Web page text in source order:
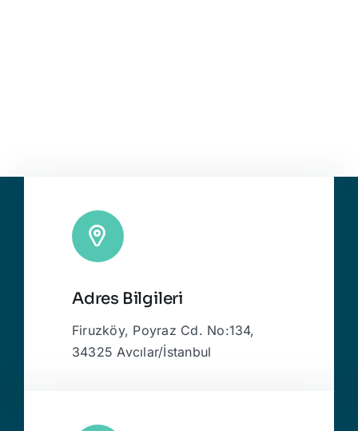
Adres Bilgileri
Firuzköy, Poyraz Cd. No:134,
34325 Avcılar/İstanbul